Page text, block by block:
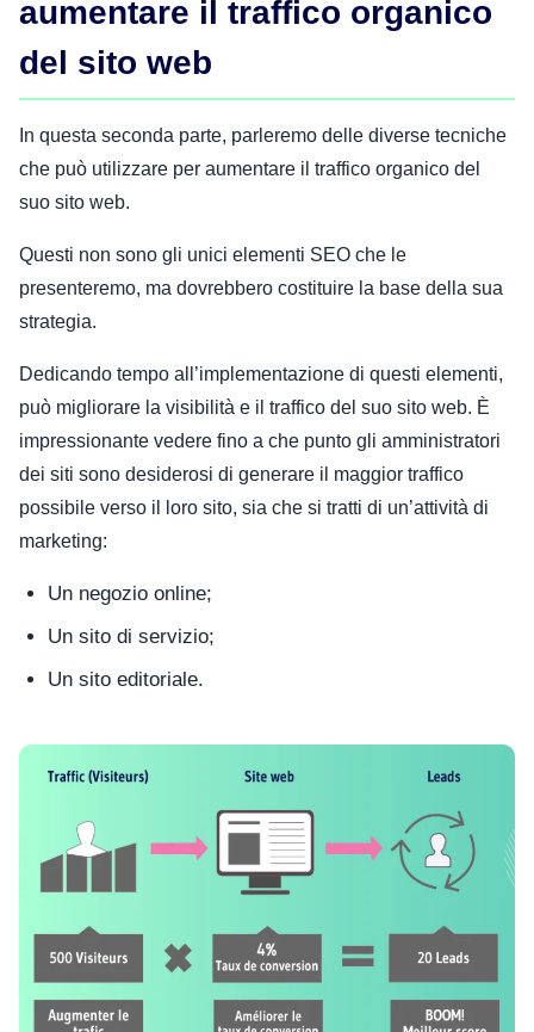
aumentare il traffico organico
del sito web
In questa seconda parte, parleremo delle diverse tecniche
che può utilizzare per aumentare il traffico organico del
suo sito web.
Questi non sono gli unici elementi SEO che le
presenteremo, ma dovrebbero costituire la base della sua
strategia.
Dedicando tempo all’implementazione di questi elementi,
può migliorare la visibilità e il traffico del suo sito web. È
impressionante vedere fino a che punto gli amministratori
dei siti sono desiderosi di generare il maggior traffico
possibile verso il loro sito, sia che si tratti di un’attività di
marketing:
Un negozio online;
Un sito di servizio;
Un sito editoriale.